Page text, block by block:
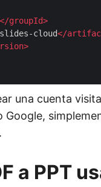
</groupId>
slides-cloud</
>
una cuenta
Google,
a PPT